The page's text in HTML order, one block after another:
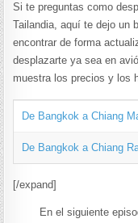
Si te preguntas como
Tailandia, aquí te dejo un
encontrar de forma
desplazarte ya sea en
muestra los precios y los
De Bangkok a Chiang
De Bangkok a Chiang
[/expand]
En el siguiente